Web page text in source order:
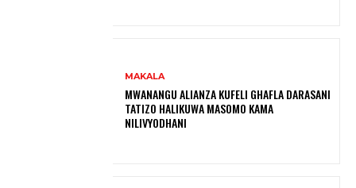
MAKALA
MWANANGU ALIANZA KUFELI GHAFLA DARASANI
TATIZO HALIKUWA MASOMO KAMA
NILIVYODHANI